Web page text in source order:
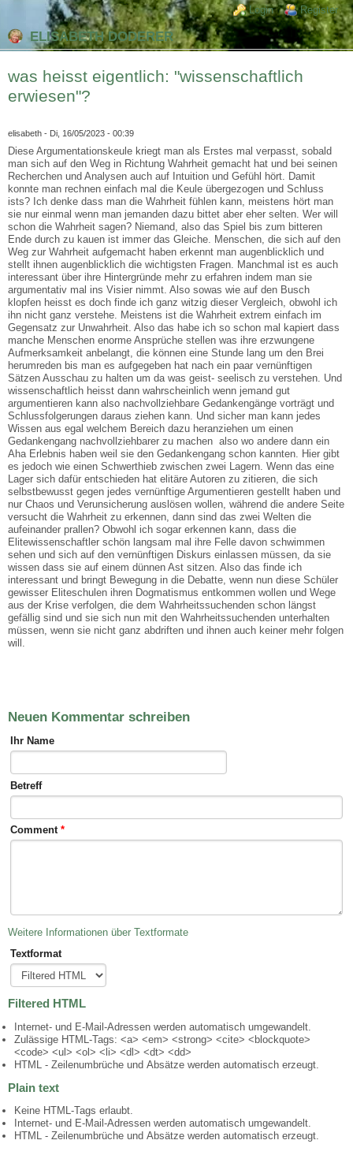
Login links
Login Register
ELISABETH DODERER
was heisst eigentlich: "wissenschaftlich
erwiesen"?
elisabeth - Di, 16/05/2023 - 00:39
Diese Argumentationskeule kriegt man als Erstes mal verpasst, sobald
man sich auf den Weg in Richtung Wahrheit gemacht hat und bei seinen
Recherchen und Analysen auch auf Intuition und Gefühl hört. Damit
konnte man rechnen einfach mal die Keule übergezogen und Schluss
ists? Ich denke dass man die Wahrheit fühlen kann, meistens hört man
sie nur einmal wenn man jemanden dazu bittet aber eher selten. Wer will
schon die Wahrheit sagen? Niemand, also das Spiel bis zum bitteren
Ende durch zu kauen ist immer das Gleiche. Menschen, die sich auf den
Weg zur Wahrheit aufgemacht haben erkennt man augenblicklich und
stellt ihnen augenblicklich die wichtigsten Fragen. Manchmal ist es auch
interessant über ihre Hintergründe mehr zu erfahren indem man sie
argumentativ mal ins Visier nimmt. Also sowas wie auf den Busch
klopfen heisst es doch finde ich ganz witzig dieser Vergleich, obwohl ich
ihn nicht ganz verstehe. Meistens ist die Wahrheit extrem einfach im
Gegensatz zur Unwahrheit. Also das habe ich so schon mal kapiert dass
manche Menschen enorme Ansprüche stellen was ihre erzwungene
Aufmerksamkeit anbelangt, die können eine Stunde lang um den Brei
herumreden bis man es aufgegeben hat nach ein paar vernünftigen
Sätzen Ausschau zu halten um da was geist- seelisch zu verstehen. Und
wissenschaftlich heisst dann wahrscheinlich wenn jemand gut
argumentieren kann also nachvollziehbare Gedankengänge vorträgt und
Schlussfolgerungen daraus ziehen kann. Und sicher man kann jedes
Wissen aus egal welchem Bereich dazu heranziehen um einen
Gedankengang nachvollziehbarer zu machen also wo andere dann ein
Aha Erlebnis haben weil sie den Gedankengang schon kannten. Hier gibt
es jedoch wie einen Schwerthieb zwischen zwei Lagern. Wenn das eine
Lager sich dafür entschieden hat elitäre Autoren zu zitieren, die sich
selbstbewusst gegen jedes vernünftige Argumentieren gestellt haben und
nur Chaos und Verunsicherung auslösen wollen, während die andere Seite
versucht die Wahrheit zu erkennen, dann sind das zwei Welten die
aufeinander prallen? Obwohl ich sogar erkennen kann, dass die
Elitewissenschaftler schön langsam mal ihre Felle davon schwimmen
sehen und sich auf den vernünftigen Diskurs einlassen müssen, da sie
wissen dass sie auf einem dünnen Ast sitzen. Also das finde ich
interessant und bringt Bewegung in die Debatte, wenn nun diese Schüler
gewisser Eliteschulen ihren Dogmatismus entkommen wollen und Wege
aus der Krise verfolgen, die dem Wahrheitssuchenden schon längst
gefällig sind und sie sich nun mit den Wahrheitssuchenden unterhalten
müssen, wenn sie nicht ganz abdriften und ihnen auch keiner mehr folgen
will.
Neuen Kommentar schreiben
Ihr Name
Betreff
Comment *
Weitere Informationen über Textformate
Textformat
Filtered HTML
Internet- und E-Mail-Adressen werden automatisch umgewandelt.
Zulässige HTML-Tags: <a> <em> <strong> <cite> <blockquote>
<code> <ul> <ol> <li> <dl> <dt> <dd>
HTML - Zeilenumbrüche und Absätze werden automatisch erzeugt.
Plain text
Keine HTML-Tags erlaubt.
Internet- und E-Mail-Adressen werden automatisch umgewandelt.
HTML - Zeilenumbrüche und Absätze werden automatisch erzeugt.